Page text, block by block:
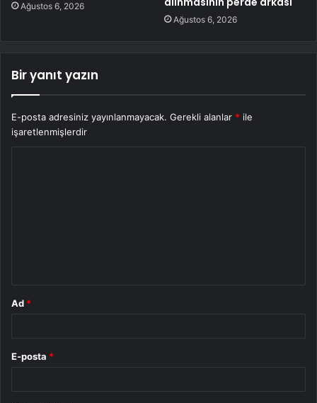
Ağustos 6, 2026
Ağustos 6, 2026
Bir yanıt yazın
E-posta adresiniz yayınlanmayacak. Gerekli alanlar * ile
işaretlenmişlerdir
Ad *
E-posta *